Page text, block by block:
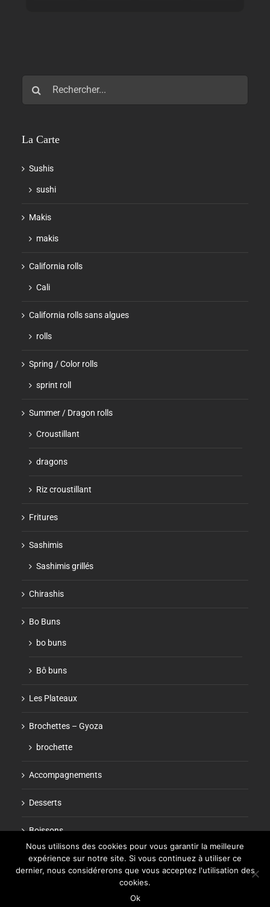
La Carte
Sushis
sushi
Makis
makis
California rolls
Cali
California rolls sans algues
rolls
Spring / Color rolls
sprint roll
Summer / Dragon rolls
Croustillant
dragons
Riz croustillant
Fritures
Sashimis
Sashimis grillés
Chirashis
Bo Buns
bo buns
Bô buns
Les Plateaux
Brochettes – Gyoza
brochette
Accompagnements
Desserts
Boissons
Nous utilisons des cookies pour vous garantir la meilleure
expérience sur notre site. Si vous continuez à utiliser ce
dernier, nous considérerons que vous acceptez l'utilisation des
cookies.
Ok